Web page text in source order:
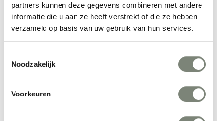
partners kunnen deze gegevens combineren met andere
informatie die u aan ze heeft verstrekt of die ze hebben
verzameld op basis van uw gebruik van hun services.
Noodzakelijk
Voorkeuren
Naughtone is opgericht in 2005 en heeft een uitgebreide
meubelcollectie van stoelen, tafels, banken en fauteuils. Daarnaast
zijn ze milieubewust en maken ze producten van gerecyclede
materialen. Ook hun eigen producten zijn recyclebaar of
Meer producten van Naughtone